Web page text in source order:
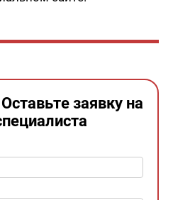
заявку на